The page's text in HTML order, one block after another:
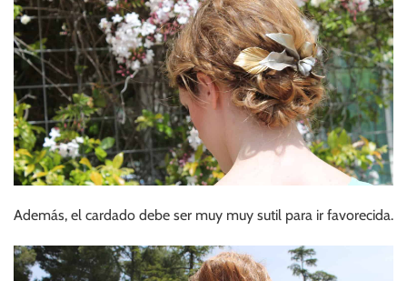
Además, el cardado debe ser muy muy sutil para ir favorecida.